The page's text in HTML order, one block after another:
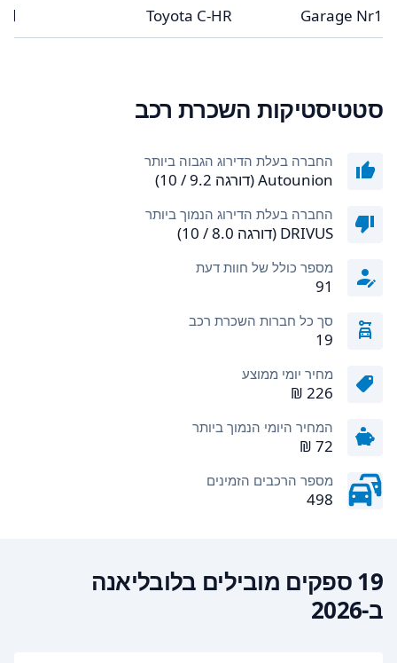
Garage Nr1
Toyota C-HR
5
סטטיסטיקות השכרת רכב
החברה בעלת הדירוג הגבוה ביותר
Autounion (דורגה 9.2 / 10)
החברה בעלת הדירוג הנמוך ביותר
DRIVUS (דורגה 8.0 / 10)
מספר כולל של חוות דעת
91
סך כל חברות השכרת רכב
19
מחיר יומי ממוצע
המחיר היומי הנמוך ביותר
מספר הרכבים הזמינים
498
19 ספקים מובילים בלובליאנה
ב-2026